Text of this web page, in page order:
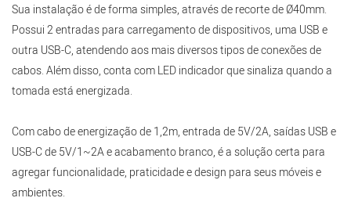
Sua instalação é de forma simples, através de recorte de Ø40mm.
Possui 2 entradas para carregamento de dispositivos, uma USB e
outra USB-C, atendendo aos mais diversos tipos de conexões de
cabos. Além disso, conta com LED indicador que sinaliza quando a
tomada está energizada.
Com cabo de energização de 1,2m, entrada de 5V/2A, saídas USB e
USB-C de 5V/1~2A e acabamento branco, é a solução certa para
agregar funcionalidade, praticidade e design para seus móveis e
ambientes.